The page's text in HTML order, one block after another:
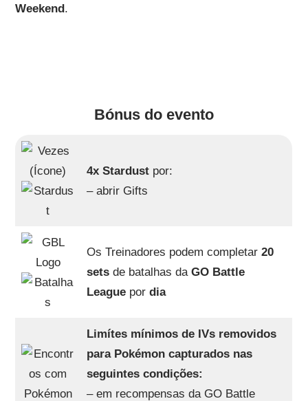
Weekend.
Bónus do evento
4x Stardust por:
– abrir Gifts
Os Treinadores podem completar20
sets de batalhas daGO Battle
League pordia
Limítes mínimos de IVs removidos
para Pokémon capturados nas
seguintes condições:
– em recompensas da GO Battle